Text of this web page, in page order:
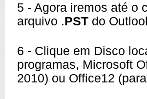
5 - Agora iremos até o
arquivo .PST do
6 - Clique em Disco
programas, Microsoft
2010) ou Office12